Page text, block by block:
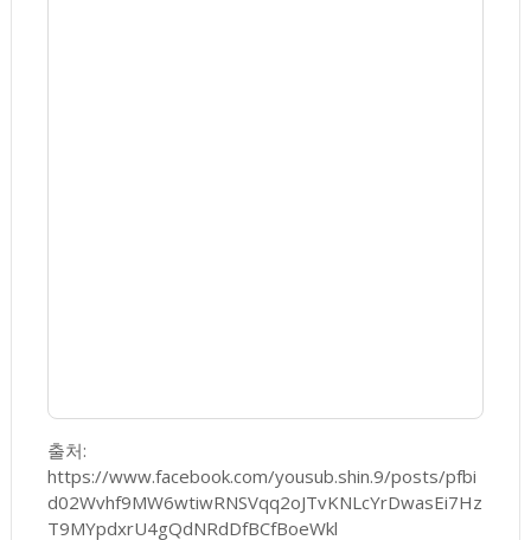
출처:
https://www.facebook.com/yousub.shin.9/posts/pfbi
d02Wvhf9MW6wtiwRNSVqq2oJTvKNLcYrDwasEi7Hz
T9MYpdxrU4gQdNRdDfBCfBoeWkl